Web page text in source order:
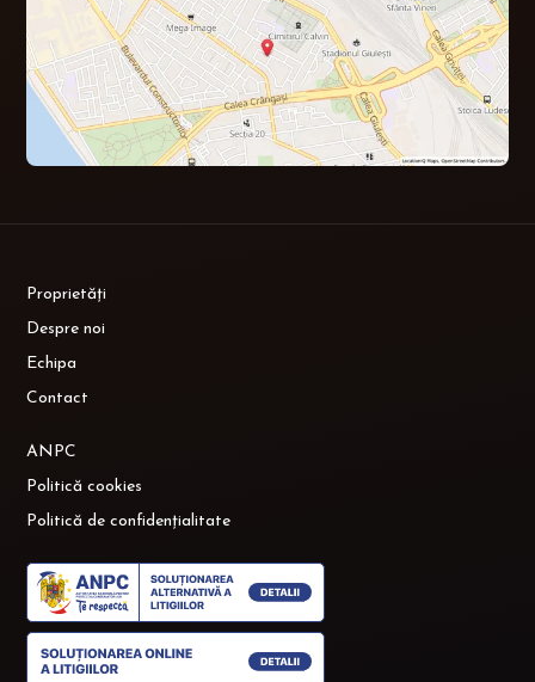
Proprietăți
Despre noi
Echipa
Contact
ANPC
Politică cookies
Politică de confidențialitate